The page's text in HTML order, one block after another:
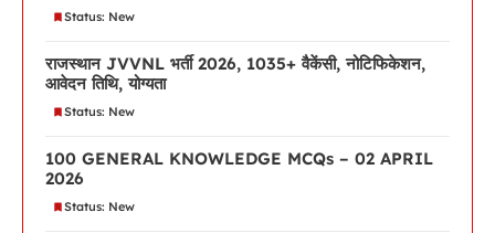
Status: New
राजस्थान JVVNL भर्ती 2026, 1035+ वैकेंसी, नोटिफिकेशन,
आवेदन तिथि, योग्यता
Status: New
100 GENERAL KNOWLEDGE MCQs – 02 APRIL
2026
Status: New